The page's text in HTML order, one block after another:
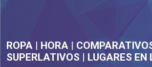
ROPA | HORA |
SUPERLATIVOS | LUGARES EN